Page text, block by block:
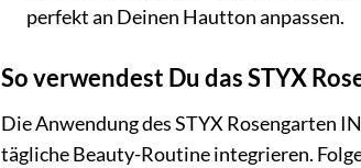
perfekt an Deinen Hautton anpassen.
So verwendest Du das STYX
Die Anwendung des STYX Rosengarten
tägliche Beauty-Routine integrieren.